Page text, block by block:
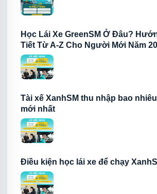
Học Lái Xe GreenSM Ở Đâu?
Tiết Từ A-Z Cho Người Mới Năm
Tài xế XanhSM thu nhập bao
mới nhất
Điều kiện học lái xe để chạy